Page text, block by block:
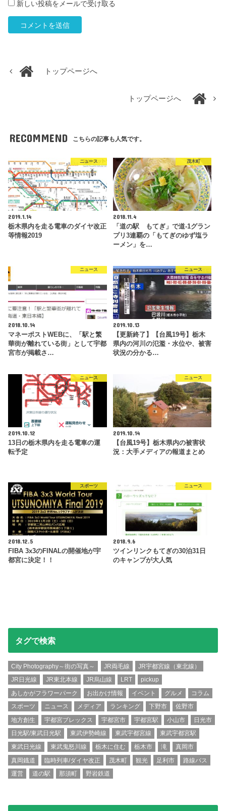
新しい投稿をメールで受け取る
トップページへ
トップページへ
RECOMMEND こちらの記事も人気です。
ニュース
2019.1.14
栃木県内を走る電車のダイヤ改正
等情報2019
茂木町
2018.11.4
「道の駅 もてぎ」で道-1グラン
プリ3連覇の「もてぎのゆず塩ラ
ーメン」を…
ニュース
2018.10.14
マネーポストWEBに、「駅と繁
華街が離れている街」として宇都
宮市が掲載さ…
ニュース
2019.10.13
【更新終了】【台風19号】栃木
県内の河川の氾濫・水位や、被害
状況の分かる…
ニュース
2019.10.12
13日の栃木県内を走る電車の運
転予定
ニュース
2019.10.14
【台風19号】栃木県内の被害状
況：大手メディアの報道まとめ
スポーツ
2018.12.5
FIBA 3x3のFINALの開催地が宇
都宮に決定！！
ニュース
2018.9.6
ツインリンクもてぎの30泊31日
のキャンプが大人気
タグで検索
City Photography～街の写真～ JR両毛線
JR宇都宮線（東北線）
JR日光線
JR東北本線 JR烏山線 LRT
pickup
あしかがフラワーパーク
お出かけ情報 イベント グルメ
コラム
スポーツ
ニュース メディア ランキング 下野市
佐野市
地方創生
宇都宮ブレックス 宇都宮市 宇都宮駅 小山市
日光市
日光駅/東武日光駅
東武伊勢崎線 東武宇都宮線
東武宇都宮駅
東武日光線
東武鬼怒川線 栃木に住む 栃木市 滝
真岡市
真岡鐡道
臨時列車/ダイヤ改正 茂木町 観光 足利市
路線バス
運営
道の駅 那須町 野岩鉄道